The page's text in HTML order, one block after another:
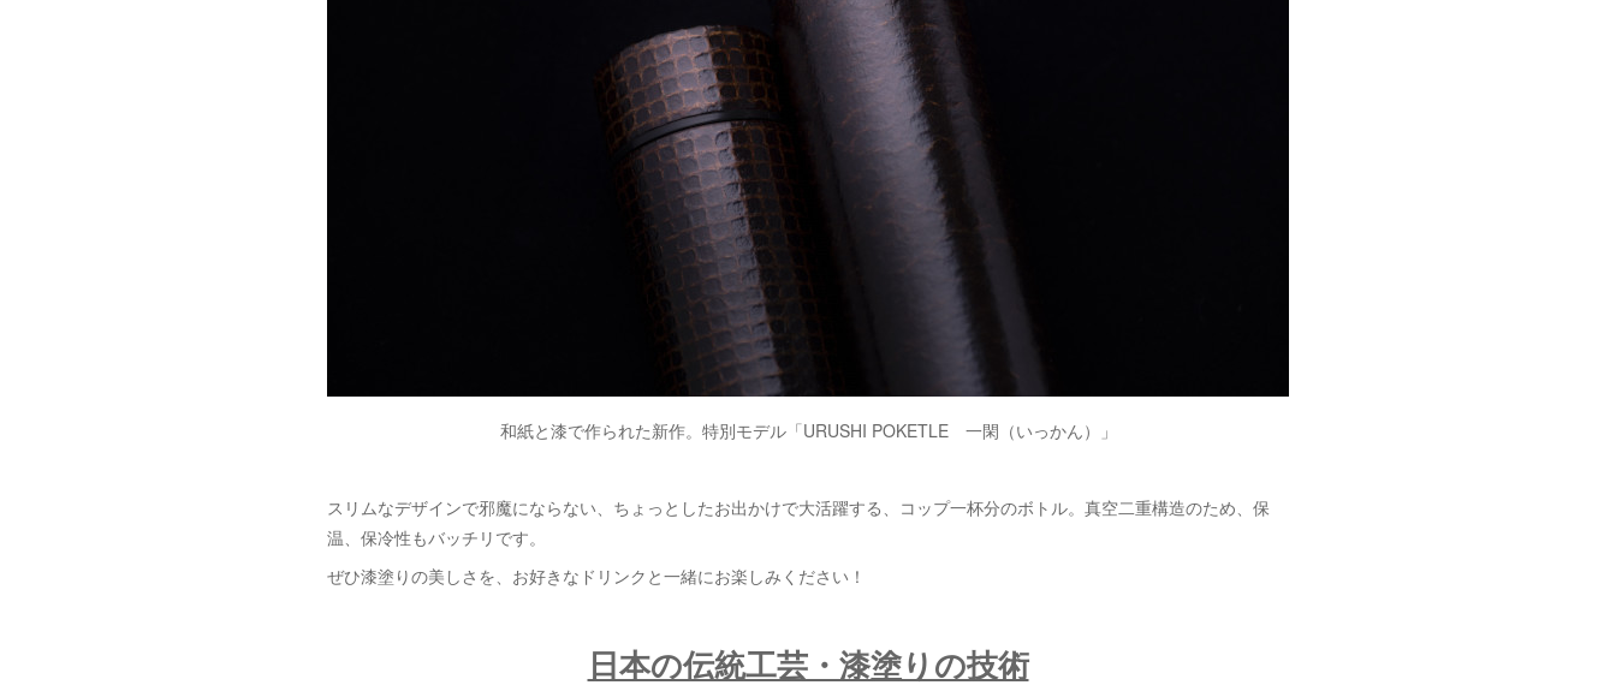
和紙と漆で作られた新作。特別モデル「URUSHI POKETLE 一閑（いっかん）」
スリムなデザインで邪魔にならない、ちょっとしたお出かけで大活躍する、コップ一杯分のボトル。真空二重構造のため、保
温、保冷性もバッチリです。
ぜひ漆塗りの美しさを、お好きなドリンクと一緒にお楽しみください！
日本の伝統工芸・漆塗りの技術